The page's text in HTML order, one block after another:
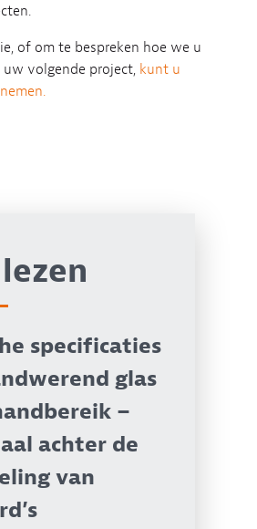
of om te bespreken hoe we u
volgende project, kunt u
specificaties
glas
–
achter de
van